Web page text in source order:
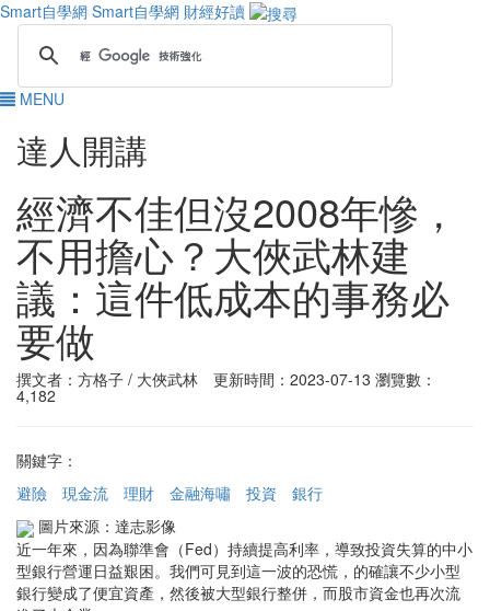
Smart自學網 Smart自學網 財經好讀
MENU
達人開講
經濟不佳但沒2008年慘，
不用擔心？大俠武林建
議：這件低成本的事務必
要做
撰文者：方格子 / 大俠武林 更新時間：2023-07-13 瀏覽數：
4,182
關鍵字：
避險
現金流 理財 金融海嘯 投資
銀行
圖片來源：達志影像
近一年來，因為聯準會（Fed）持續提高利率，導致投資失算的中小
型銀行營運日益艱困。我們可見到這一波的恐慌，的確讓不少小型
銀行變成了便宜資產，然後被大型銀行整併，而股市資金也再次流